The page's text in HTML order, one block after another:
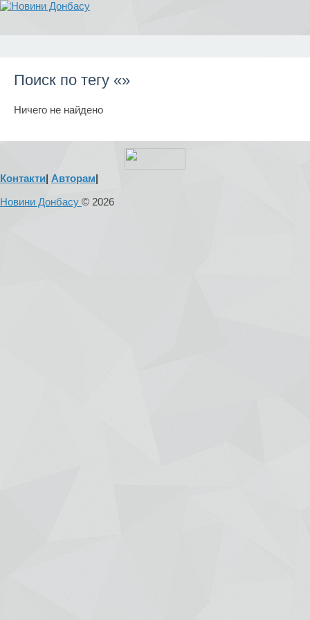
Поиск по тегу «»
Ничего не найдено
Контакти| Авторам|
Новини Донбасу © 2026